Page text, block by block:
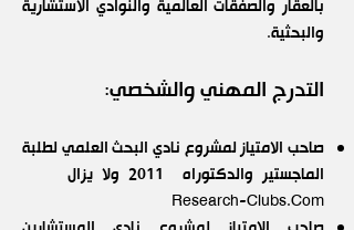
بالعقار والصفقات العالمية والنوادي الاستشارية
والبحثية.
التدرج المهني والشخصي:
صاحب الامتياز لمشروع نادي البحث العلمي لطلبة
الماجستير والدكتوراه 2011 ولا يزال
Research-Clubs.Com